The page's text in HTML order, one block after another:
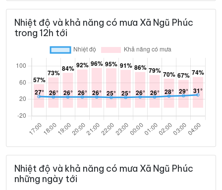
Nhiệt độ và khả năng có mưa Xã Ngũ Phúc
trong 12h tới
Nhiệt độ và khả năng có mưa Xã Ngũ Phúc
những ngày tới